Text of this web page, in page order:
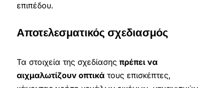
επιπέδου.
Αποτελεσματικός σχεδιασμός
Τα στοιχεία της σχεδίασης πρέπει να
αιχμαλωτίζουν οπτικάτους επισκέπτες,